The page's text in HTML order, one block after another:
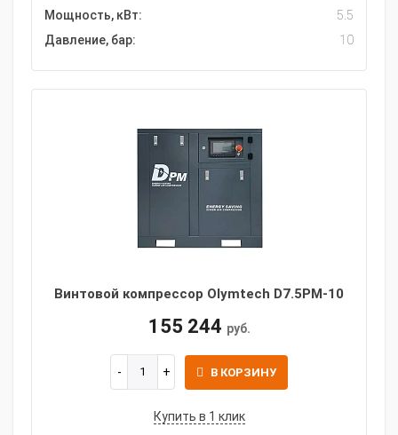
Мощность, кВт:
5.5
Давление, бар:
10
Винтовой компрессор Olymtech D7.5PM-10
155 244 руб.
В КОРЗИНУ
Купить в 1 клик